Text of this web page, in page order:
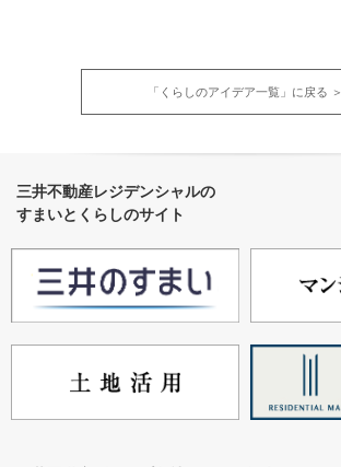
「くらしのアイデア一覧」に戻る ＞
三井不動産レジデンシャルの
すまいとくらしのサイト